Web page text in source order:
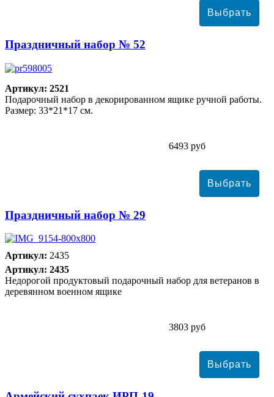
Праздничный набор № 52
Артикул: 2521
Подарочный набор в декорированном ящике ручной работы.
Размер: 33*21*17 см.
6493 руб
Праздничный набор № 29
Артикул: 2435
Артикул: 2435
Недорогой продуктовый подарочный набор для ветеранов в
деревянном военном ящике
3803 руб